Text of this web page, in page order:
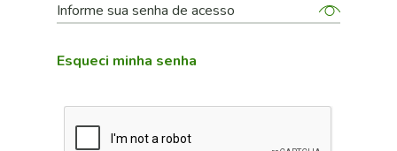
Informe sua senha de acesso
Esqueci minha senha